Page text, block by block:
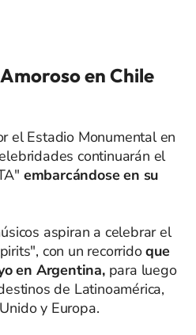
en Chile
el Estadio Monumental en
continuarán el
embarcándose en su
aspiran a celebrar el
con un recorridoque
en Argentina,para luego
de Latinoamérica,
y Europa.